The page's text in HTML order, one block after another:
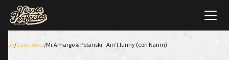
Inicio/Canciones/Mi.Amargo & Polanski - Ain't funny (con Karim)